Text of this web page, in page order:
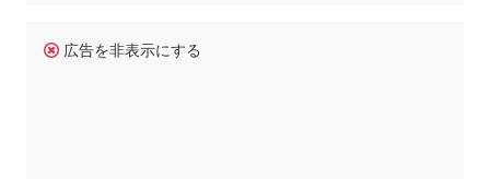
広告を非表示にする